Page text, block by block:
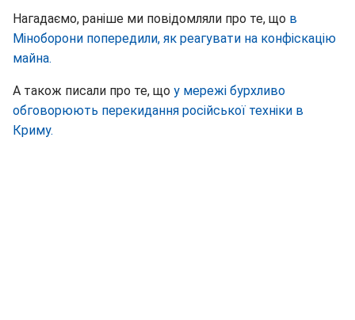
Нагадаємо, раніше ми повідомляли про те, що в
Міноборони попередили, як реагувати на конфіскацію
майна.
А також писали про те, що у мережі бурхливо
обговорюють перекидання російської техніки в
Криму.